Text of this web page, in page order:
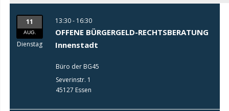
11
AUG.
Dienstag
13:30 - 16:30
OFFENE BÜRGERGELD-RECHTSBERATUNG
Innenstadt
Büro der BG45
Severinstr. 1
45127 Essen